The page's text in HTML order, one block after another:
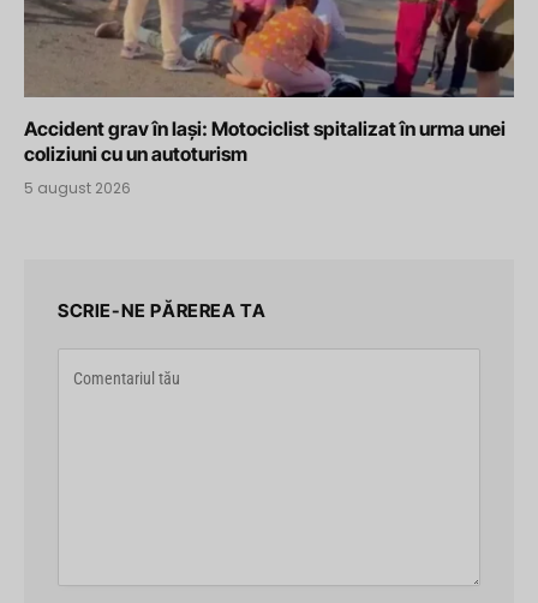
Accident grav în Iași: Motociclist spitalizat în urma unei
coliziuni cu un autoturism
5 august 2026
SCRIE-NE PĂREREA TA